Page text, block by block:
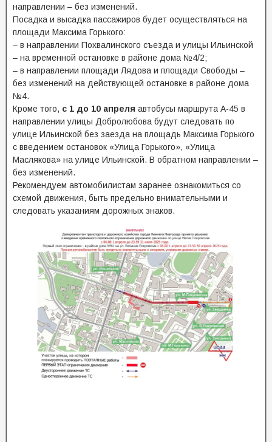
направлении – без изменений.
Посадка и высадка пассажиров будет осуществляться на
площади Максима Горького:
– в направлении Похвалинского съезда и улицы Ильинской
– на временной остановке в районе дома №4/2;
– в направлении площади Лядова и площади Свободы –
без изменений на действующей остановке в районе дома
№4.
Кроме того, с 1 до 10 апреля автобусы маршрута А-45 в
направлении улицы Добролюбова будут следовать по
улице Ильинской без заезда на площадь Максима Горького
с введением остановок «Улица Горького», «Улица
Маслякова» на улице Ильинской. В обратном направлении –
без изменений.
Рекомендуем автомобилистам заранее ознакомиться со
схемой движения, быть предельно внимательными и
следовать указаниям дорожных знаков.